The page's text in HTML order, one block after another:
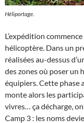
Héliportage.
L’expédition
hélicoptère. Dans un
réalisées au-dessus
des zones où poser un
équipiers. Cette phase
monte alors les
vivres… ça décharge,
Camp 3 : les noms